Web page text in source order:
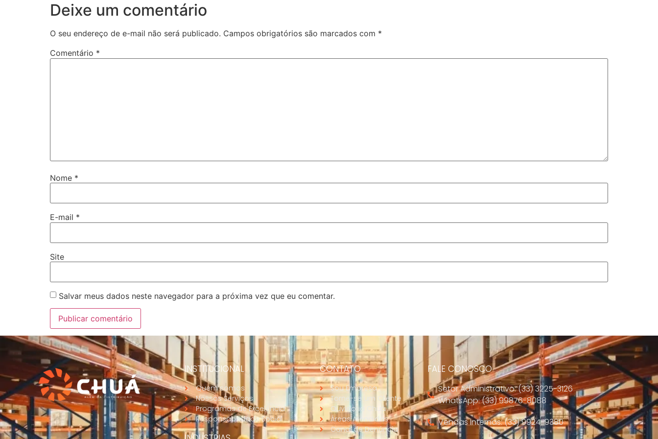
Deixe um comentário
O seu endereço de e-mail não será publicado. Campos obrigatórios são marcados com *
Comentário *
Nome *
E-mail *
Site
Salvar meus dados neste navegador para a próxima vez que eu comentar.
INSTITUCIONAL
Quem somos
Nossos Serviços
Programas de Excelência
Responsabilidade Social
CONTATO
Sou Empresa
Torne-se um Cliente
Ouvidoria Chuá
Áreas Atendidas
Canal de Denúncia
FALE CONOSCO
Setor Administrativo: (33) 3225-3126
WhatsApp: (33) 99876-8088
Vendas Internas: (33) 9924-9380